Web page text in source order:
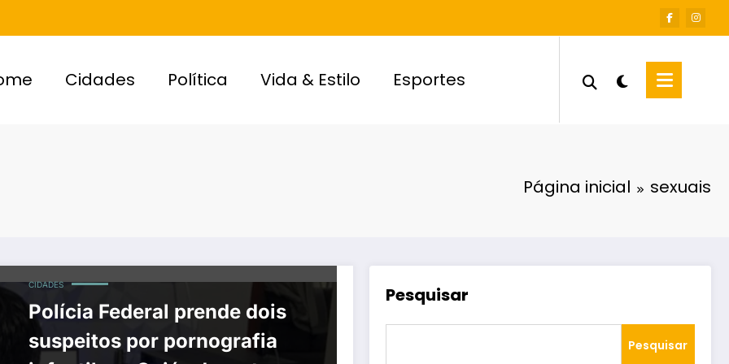
Cidades Política Vida & Estilo Esportes
Página inicial sexuais
CIDADES
Polícia Federal prende dois
suspeitos por pornografia
Pesquisar
Pesquisar